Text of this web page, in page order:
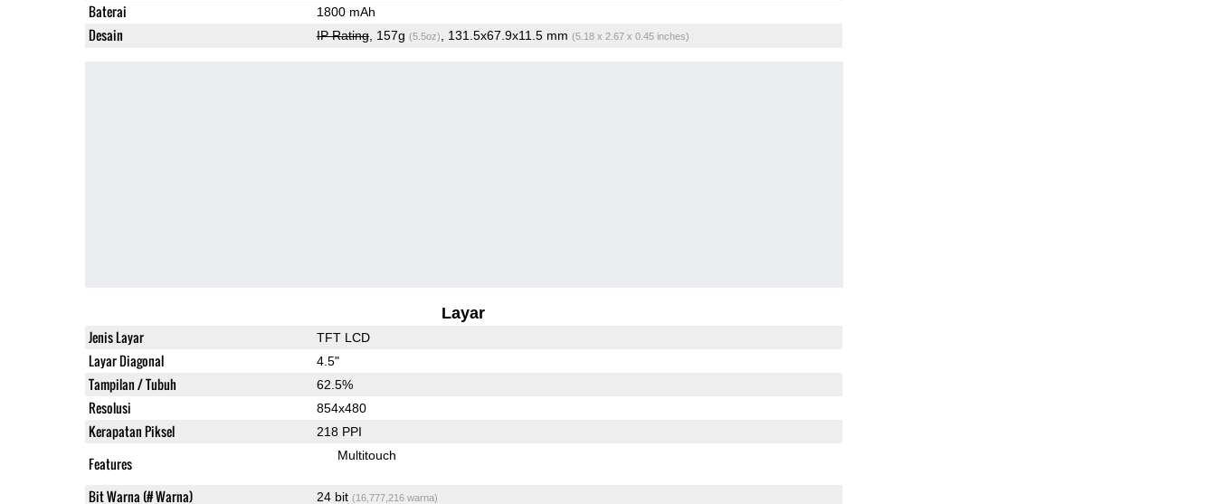
Baterai 1800 mAh
Desain IP Rating, 157g (5.5oz) , 131.5x67.9x11.5 mm (5.18 x 2.67 x 0.45 inches)
Layar
Jenis Layar TFT LCD
Layar Diagonal 4.5"
Tampilan / Tubuh 62.5%
Resolusi 854x480
Kerapatan Piksel 218 PPI
Features Multitouch
Bit Warna (# Warna) 24 bit (16,777,216 warna)